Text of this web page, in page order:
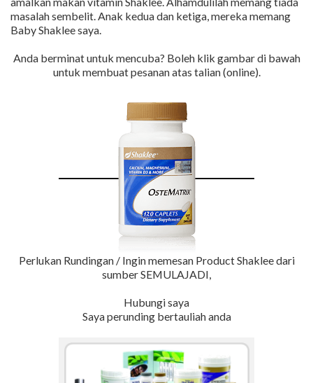
masalah sembelit. Anak kedua dan ketiga, mereka memang
Baby Shaklee saya.
Anda berminat untuk mencuba? Boleh klik gambar di bawah
untuk membuat pesanan atas talian (online).
Perlukan Rundingan / Ingin memesan Product Shaklee dari
sumber SEMULAJADI,
Hubungi saya
Saya perunding bertauliah anda